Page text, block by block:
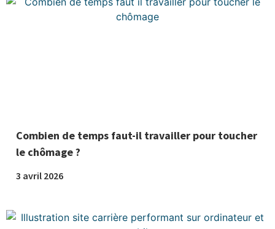
Combien de temps faut-il travailler pour toucher
le chômage ?
3 avril 2026